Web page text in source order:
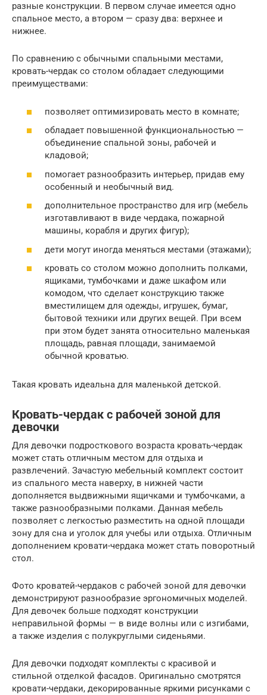
разные конструкции. В первом случае имеется одно
спальное место, а втором — сразу два: верхнее и
нижнее.
По сравнению с обычными спальными местами,
кровать-чердак со столом обладает следующими
преимуществами:
позволяет оптимизировать место в комнате;
обладает повышенной функциональностью —
объединение спальной зоны, рабочей и
кладовой;
помогает разнообразить интерьер, придав ему
особенный и необычный вид.
дополнительное пространство для игр (мебель
изготавливают в виде чердака, пожарной
машины, корабля и других фигур);
дети могут иногда меняться местами (этажами);
кровать со столом можно дополнить полками,
ящиками, тумбочками и даже шкафом или
комодом, что сделает конструкцию также
вместилищем для одежды, игрушек, бумаг,
бытовой техники или других вещей. При всем
при этом будет занята относительно маленькая
площадь, равная площади, занимаемой
обычной кроватью.
Такая кровать идеальна для маленькой детской.
Кровать-чердак с рабочей зоной для
девочки
Для девочки подросткового возраста кровать-чердак
может стать отличным местом для отдыха и
развлечений. Зачастую мебельный комплект состоит
из спального места наверху, в нижней части
дополняется выдвижными ящичками и тумбочками, а
также разнообразными полками. Данная мебель
позволяет с легкостью разместить на одной площади
зону для сна и уголок для учебы или отдыха. Отличным
дополнением кровати-чердака может стать поворотный
стол.
Фото кроватей-чердаков с рабочей зоной для девочки
демонстрируют разнообразие эргономичных моделей.
Для девочек больше подходят конструкции
неправильной формы — в виде волны или с изгибами,
а также изделия с полукруглыми сиденьями.
Для девочки подходят комплекты с красивой и
стильной отделкой фасадов. Оригинально смотрятся
кровати-чердаки, декорированные яркими рисунками с